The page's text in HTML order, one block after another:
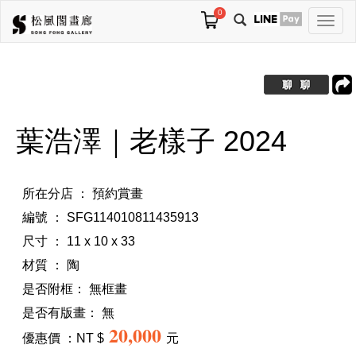
切
換
航
0
葉浩澤｜老樣子 2024
所在分店 ： 預約賞畫
編號 ： SFG114010811435913
尺寸 ： 11 x 10 x 33
材質 ： 陶
是否附框：
無框畫
是否有版畫：
無
優惠價 ：NT $ 20,000 元